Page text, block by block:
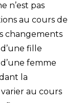
n’est pas
au cours de
changements
fille
femme
la
au cours